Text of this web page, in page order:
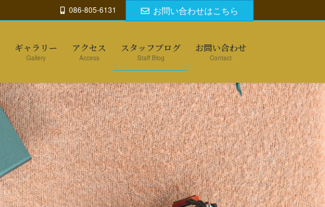
086-805-6131 お問い合わせはこちら
ギャラリー
Gallery
アクセス
Access
スタッフブログ
Staff Blog
お問い合わせ
Contact